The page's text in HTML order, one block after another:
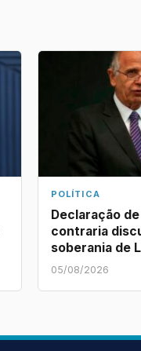
POLÍTICA
Declaração
contraria
soberania de
05/08/2026